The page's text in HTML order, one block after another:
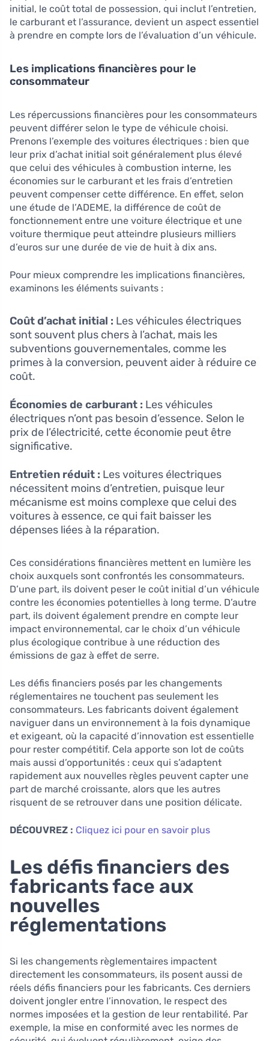
initial, le coût total de possession, qui inclut l’entretien,
le carburant et l’assurance, devient un aspect essentiel
à prendre en compte lors de l’évaluation d’un véhicule.
Les implications financières pour le
consommateur
Les répercussions financières pour les consommateurs
peuvent différer selon le type de véhicule choisi.
Prenons l’exemple des voitures électriques : bien que
leur prix d’achat initial soit généralement plus élevé
que celui des véhicules à combustion interne, les
économies sur le carburant et les frais d’entretien
peuvent compenser cette différence. En effet, selon
une étude de l’ADEME, la différence de coût de
fonctionnement entre une voiture électrique et une
voiture thermique peut atteindre plusieurs milliers
d’euros sur une durée de vie de huit à dix ans.
Pour mieux comprendre les implications financières,
examinons les éléments suivants :
Coût d’achat initial : Les véhicules électriques
sont souvent plus chers à l’achat, mais les
subventions gouvernementales, comme les
primes à la conversion, peuvent aider à réduire ce
coût.
Économies de carburant : Les véhicules
électriques n’ont pas besoin d’essence. Selon le
prix de l’électricité, cette économie peut être
significative.
Entretien réduit : Les voitures électriques
nécessitent moins d’entretien, puisque leur
mécanisme est moins complexe que celui des
voitures à essence, ce qui fait baisser les
dépenses liées à la réparation.
Ces considérations financières mettent en lumière les
choix auxquels sont confrontés les consommateurs.
D’une part, ils doivent peser le coût initial d’un véhicule
contre les économies potentielles à long terme. D’autre
part, ils doivent également prendre en compte leur
impact environnemental, car le choix d’un véhicule
plus écologique contribue à une réduction des
émissions de gaz à effet de serre.
Les défis financiers posés par les changements
réglementaires ne touchent pas seulement les
consommateurs. Les fabricants doivent également
naviguer dans un environnement à la fois dynamique
et exigeant, où la capacité d’innovation est essentielle
pour rester compétitif. Cela apporte son lot de coûts
mais aussi d’opportunités : ceux qui s’adaptent
rapidement aux nouvelles règles peuvent capter une
part de marché croissante, alors que les autres
risquent de se retrouver dans une position délicate.
DÉCOUVREZ : Cliquez ici pour en savoir plus
Les défis financiers des
fabricants face aux
nouvelles
réglementations
Si les changements règlementaires impactent
directement les consommateurs, ils posent aussi de
réels défis financiers pour les fabricants. Ces derniers
doivent jongler entre l’innovation, le respect des
normes imposées et la gestion de leur rentabilité. Par
exemple, la mise en conformité avec les normes de